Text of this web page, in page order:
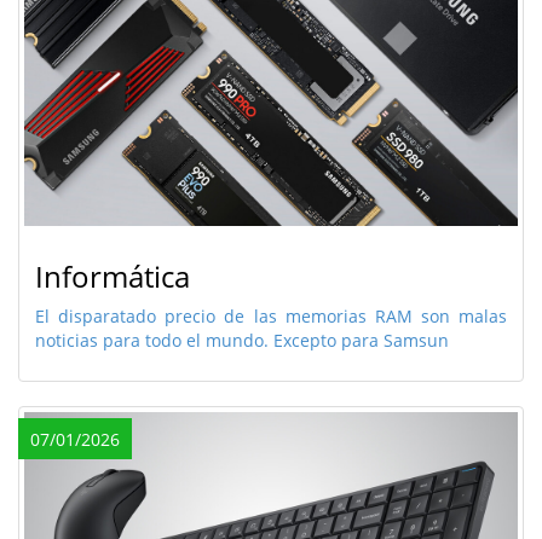
Informática
El disparatado precio de las memorias RAM son malas
noticias para todo el mundo. Excepto para Samsun
07/01/2026